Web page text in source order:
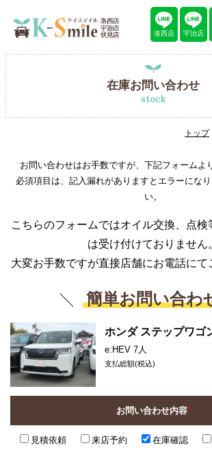
洛西店 宇治店
在庫お問い合わせ
stock
トップ
お問い合わせはお手数ですが、下記フォームよ
必須項目は、記入漏れがありますとエラーにな
い。
こちらのフォームではオイル交換、点
は受け付けておりません
大変お手数ですが直接店舗にお電話にて
簡単お問い合わ
ホンダ ステップワゴ
e:HEV 7人
支払総額(税込)
お問い合わせ内容*
見積依頼 来店予約 在庫確認